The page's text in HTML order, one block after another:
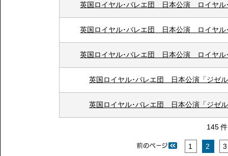
英国ロイヤル･バレエ団 日本公演 ロイヤル
英国ロイヤル･バレエ団 日本公演 ロイヤル
英国ロイヤル･バレエ団 日本公演 ロイヤル
英国ロイヤル･バレエ団 日本公演「ジゼ
英国ロイヤル･バレエ団 日本公演「ジゼ
145
1 2 3